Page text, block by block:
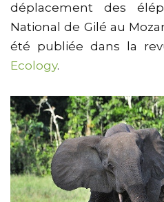
déplacement des
National de Gilé au
été publiée dans la
Ecology.